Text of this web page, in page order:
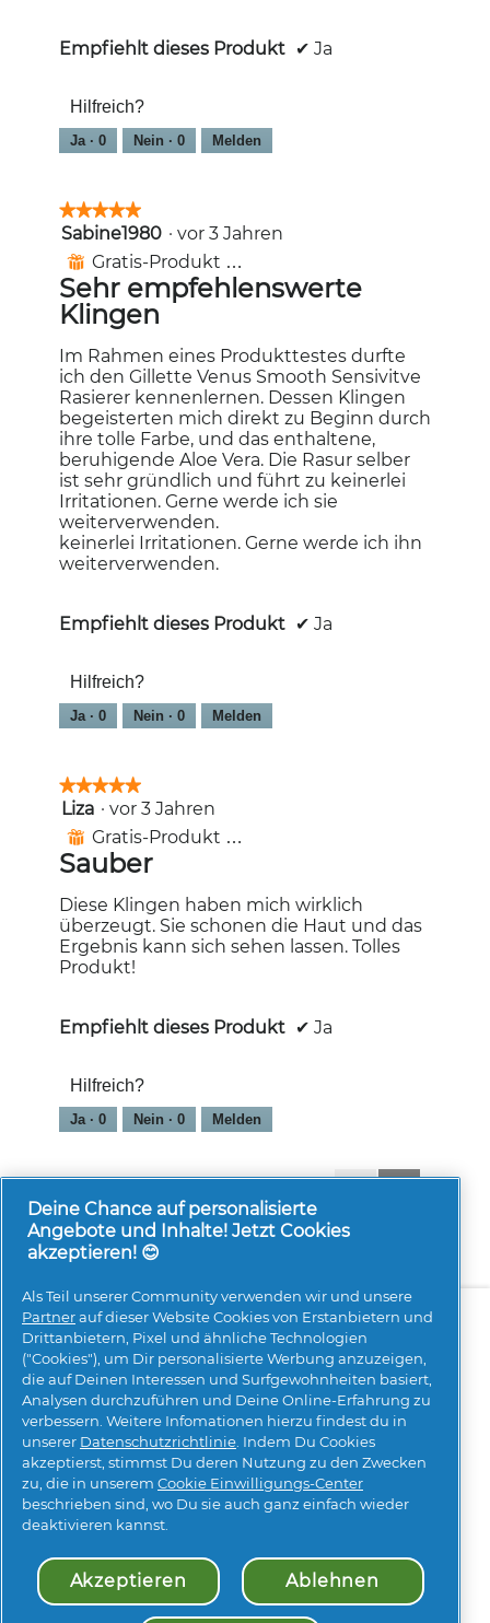
Empfiehlt dieses Produkt ✔ Ja
Hilfreich?
Ja · 0 Nein · 0 Melden
★★★★★
★★★★★
5
von
Sternen.
Sabine1980 · vor 3 Jahren
⊞ Gratis-Produkt erhalten
Sehr empfehlenswerte
Klingen
Im Rahmen eines Produkttestes durfte
ich den Gillette Venus Smooth Sensivitve
Rasierer kennenlernen. Dessen Klingen
begeisterten mich direkt zu Beginn durch
ihre tolle Farbe, und das enthaltene,
beruhigende Aloe Vera. Die Rasur selber
ist sehr gründlich und führt zu keinerlei
Irritationen. Gerne werde ich sie
weiterverwenden.
keinerlei Irritationen. Gerne werde ich ihn
weiterverwenden.
Empfiehlt dieses Produkt ✔ Ja
Hilfreich?
Ja · 0 Nein · 0 Melden
★★★★★
★★★★★
5
von
Sternen.
Liza · vor 3 Jahren
⊞ Gratis-Produkt erhalten
Sauber
Diese Klingen haben mich wirklich
überzeugt. Sie schonen die Haut und das
Ergebnis kann sich sehen lassen. Tolles
Produkt!
Empfiehlt dieses Produkt ✔ Ja
Hilfreich?
Ja · 0 Nein · 0 Melden
1-8 von 29 Bewertungen
Zurück
◄
Weiter
►
Über uns Kontakt pg.com besuchen
Mehr Inspiration
Meine Daten
Geschäftsbedingungen
Impressum
Über Cookies Sitemap
© 2026 Procter & Gamble. Alle Rechte vorbehalten. Der
Deine Chance auf personalisierte
Angebote und Inhalte! Jetzt Cookies
akzeptieren! 😊
Als Teil unserer Community verwenden wir und unsere
Partnerauf dieser Website Cookies von Erstanbietern und
Drittanbietern, Pixel und ähnliche Technologien
("Cookies"), um Dir personalisierte Werbung anzuzeigen,
die auf Deinen Interessen und Surfgewohnheiten basiert,
Analysen durchzuführen und Deine Online-Erfahrung zu
verbessern. Weitere Infomationen hierzu findest du in
unserer Datenschutzrichtlinie. Indem Du Cookies
akzeptierst, stimmst Du deren Nutzung zu den Zwecken
zu, die in unserem Cookie Einwilligungs-Center
beschrieben sind, wo Du sie auch ganz einfach wieder
deaktivieren kannst.
Akzeptieren Ablehnen